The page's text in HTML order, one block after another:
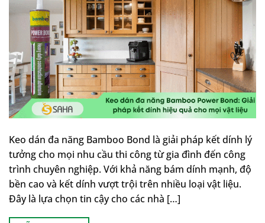
Keo dán đa năng Bamboo Bond là giải pháp kết dính lý
tưởng cho mọi nhu cầu thi công từ gia đình đến công
trình chuyên nghiệp. Với khả năng bám dính mạnh, độ
bền cao và kết dính vượt trội trên nhiều loại vật liệu.
Đây là lựa chọn tin cậy cho các nhà […]